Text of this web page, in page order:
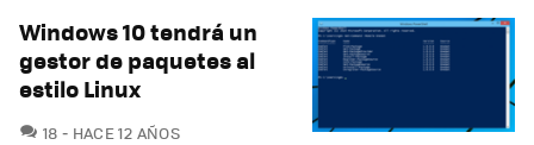
Windows 10 tendrá un
gestor de paquetes al
estilo Linux
18 COMENTARIOS
HACE 12 AÑOS